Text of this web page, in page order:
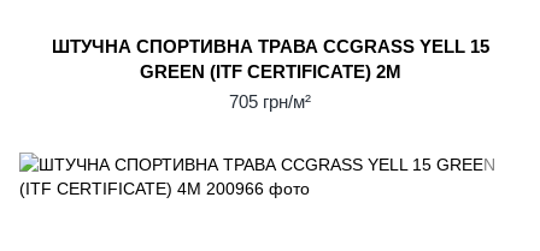
ШТУЧНА СПОРТИВНА ТРАВА CCGRASS YELL 15
GREEN (ITF CERTIFICATE) 2М
705 грн/м²